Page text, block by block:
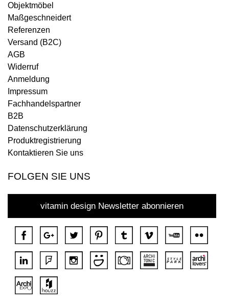
Objektmöbel
Maßgeschneidert
Referenzen
Versand (B2C)
AGB
Widerruf
Anmeldung
Impressum
Fachhandelspartner
B2B
Datenschutzerklärung
Produktregistrierung
Kontaktieren Sie uns
FOLGEN SIE UNS
vitamin design Newsletter abonnieren